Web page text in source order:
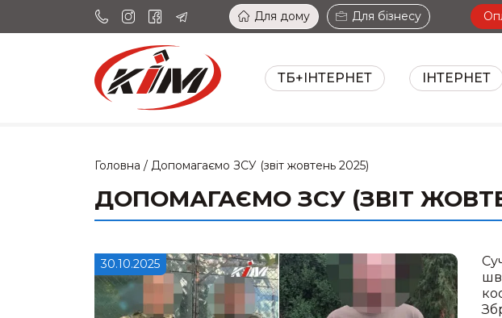
Для дому Для бізнесу
ТБ+ІНТЕРНЕТ ІНТЕРНЕТ
Головна / Допомагаємо ЗСУ (звіт жовтень 2025)
ДОПОМАГАЄМО ЗСУ (ЗВІТ
30.10.2025